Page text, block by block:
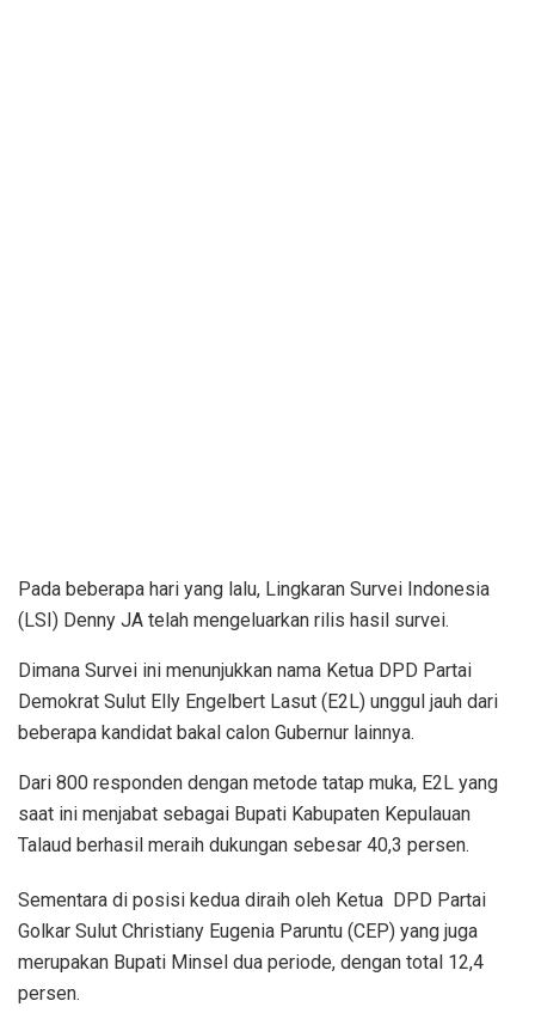
Pada beberapa hari yang lalu, Lingkaran Survei Indonesia
(LSI) Denny JA telah mengeluarkan rilis hasil survei.
Dimana Survei ini menunjukkan nama Ketua DPD Partai
Demokrat Sulut Elly Engelbert Lasut (E2L) unggul jauh dari
beberapa kandidat bakal calon Gubernur lainnya.
Dari 800 responden dengan metode tatap muka, E2L yang
saat ini menjabat sebagai Bupati Kabupaten Kepulauan
Talaud berhasil meraih dukungan sebesar 40,3 persen.
Sementara di posisi kedua diraih oleh Ketua DPD Partai
Golkar Sulut Christiany Eugenia Paruntu (CEP) yang juga
merupakan Bupati Minsel dua periode, dengan total 12,4
persen.